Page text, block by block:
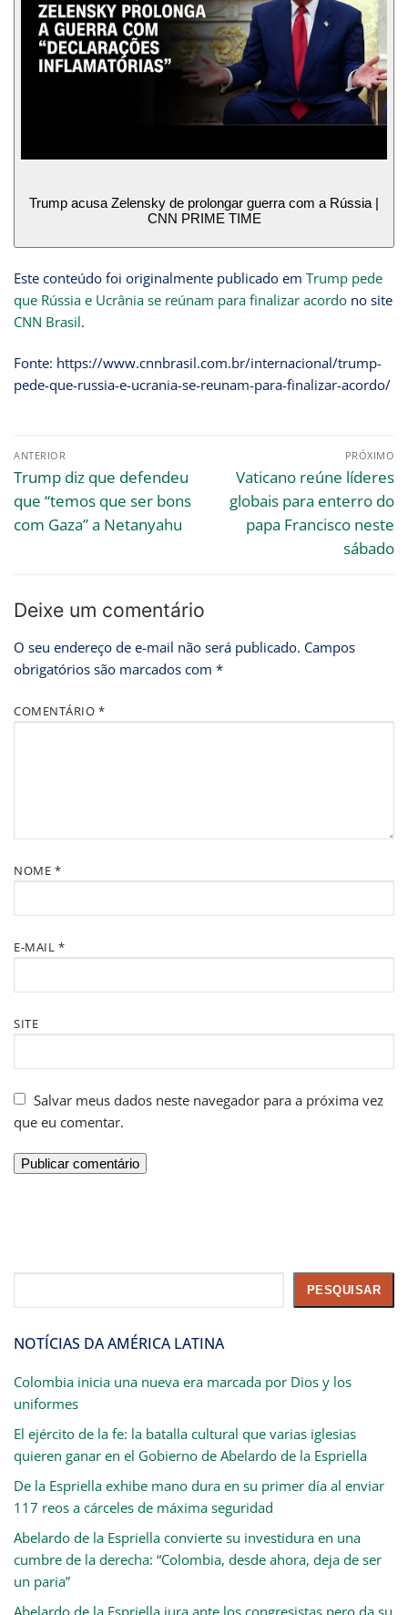
Trump acusa Zelensky de prolongar guerra com a Rússia |
CNN PRIME TIME
Este conteúdo foi originalmente publicado em Trump pede
que Rússia e Ucrânia se reúnam para finalizar acordo no site
CNN Brasil.
Fonte: https://www.cnnbrasil.com.br/internacional/trump-
pede-que-russia-e-ucrania-se-reunam-para-finalizar-acordo/
ANTERIOR
Trump diz que defendeu
que “temos que ser bons
com Gaza” a Netanyahu
PRÓXIMO
Vaticano reúne líderes
globais para enterro do
papa Francisco neste
sábado
Deixe um comentário
O seu endereço de e-mail não será publicado. Campos
obrigatórios são marcados com *
COMENTÁRIO *
NOME *
E-MAIL *
SITE
Salvar meus dados neste navegador para a próxima vez
que eu comentar.
PESQUISAR
NOTÍCIAS DA AMÉRICA LATINA
Colombia inicia una nueva era marcada por Dios y los
uniformes
El ejército de la fe: la batalla cultural que varias iglesias
quieren ganar en el Gobierno de Abelardo de la Espriella
De la Espriella exhibe mano dura en su primer día al enviar
117 reos a cárceles de máxima seguridad
Abelardo de la Espriella convierte su investidura en una
cumbre de la derecha: “Colombia, desde ahora, deja de ser
un paria”